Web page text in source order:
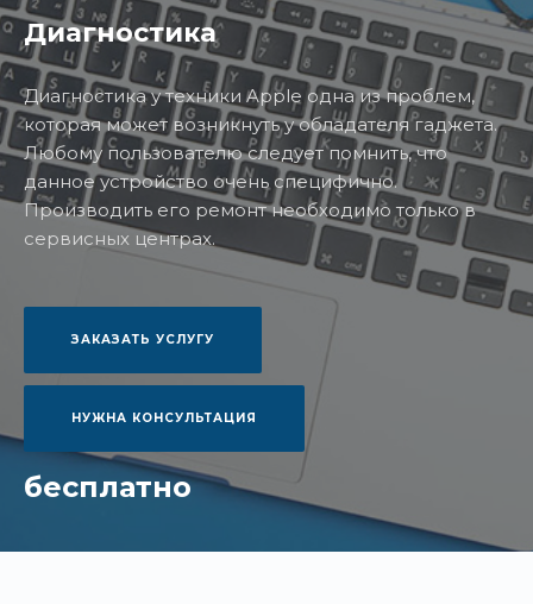
Диагностика
Диагностика у техники Apple одна из проблем,
которая может возникнуть у обладателя гаджета.
Любому пользователю следует помнить, что
данное устройство очень специфично.
Производить его ремонт необходимо только в
сервисных центрах.
ЗАКАЗАТЬ УСЛУГУ
НУЖНА КОНСУЛЬТАЦИЯ
бесплатно